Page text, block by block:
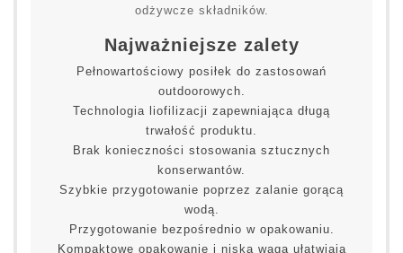
odżywcze składników.
Najważniejsze zalety
Pełnowartościowy posiłek do zastosowań
outdoorowych.
Technologia liofilizacji zapewniająca długą
trwałość produktu.
Brak konieczności stosowania sztucznych
konserwantów.
Szybkie przygotowanie poprzez zalanie gorącą
wodą.
Przygotowanie bezpośrednio w opakowaniu.
Kompaktowe opakowanie i niska waga ułatwiają